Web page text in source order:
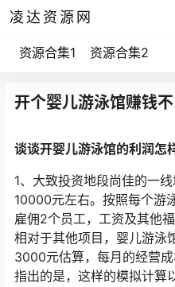
凌达资源网
资源合集1 资源合集2
开个婴儿游泳馆赚钱不
谈谈开婴儿游泳馆的利润怎
1、大致投资地段尚佳的一
10000元左右。按照每个游
雇佣2个员工，工资及其他
相对于其他项目，婴儿游泳
3000元估算，每月的经营
指出的是，这样的模拟计算